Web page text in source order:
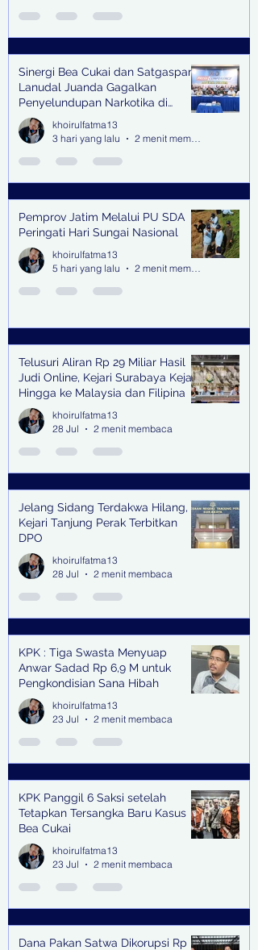
Sinergi Bea Cukai dan Satgaspam
Lanudal Juanda Gagalkan
Penyelundupan Narkotika di
Bandara Juanda
khoirulfatma13
3 hari yang lalu
2 menit membaca
Pemprov Jatim Melalui PU SDA
Peringati Hari Sungai Nasional
khoirulfatma13
5 hari yang lalu
2 menit membaca
Telusuri Aliran Rp 29 Miliar Hasil
Judi Online, Kejari Surabaya Kejar
Hingga ke Malaysia dan Filipina
khoirulfatma13
28 Jul
2 menit membaca
Jelang Sidang Terdakwa Hilang,
Kejari Tanjung Perak Terbitkan
DPO
khoirulfatma13
28 Jul
2 menit membaca
KPK : Tiga Swasta Menyuap
Anwar Sadad Rp 6,9 M untuk
Pengkondisian Sana Hibah
khoirulfatma13
23 Jul
2 menit membaca
KPK Panggil 6 Saksi setelah
Tetapkan Tersangka Baru Kasus
Bea Cukai
khoirulfatma13
23 Jul
2 menit membaca
Dana Pakan Satwa Dikorupsi Rp